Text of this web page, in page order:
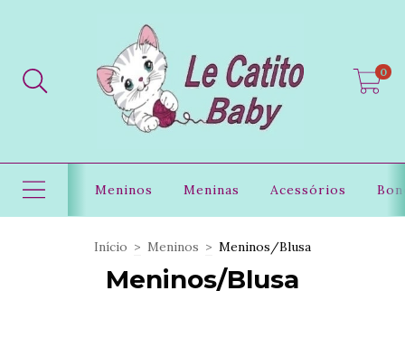
0
Meninos Meninas Acessórios
Início > Meninos > Meninos/Blusa
Meninos/Blusa